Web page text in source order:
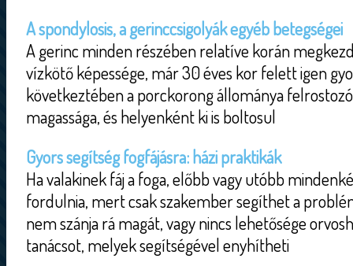
A spondylosis, a gerinccsigolyák egyéb betegségei
A gerinc minden részében relatíve korán
vízkötő képessége, már 30 éves kor felett igen
következtében a porckorong állománya
magassága, és helyenként ki is boltosul
Gyors segítség fogfájásra: házi praktikák
Ha valakinek fáj a foga, előbb vagy utóbb
fordulnia, mert csak szakember segíthet a
nem szánja rá magát, vagy nincs lehetősége
tanácsot, melyek segítségével enyhítheti